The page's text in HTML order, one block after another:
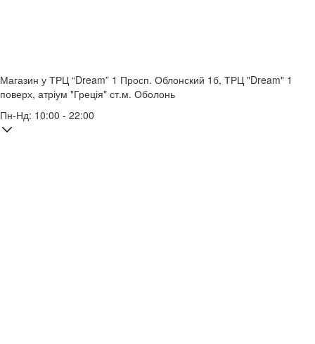
Магазин у ТРЦ “Dream” 1 Просп. Облонский 1б, ТРЦ "Dream" 1
поверх, атріум "Греція" ст.м. Оболонь
Пн-Нд: 10:00 - 22:00